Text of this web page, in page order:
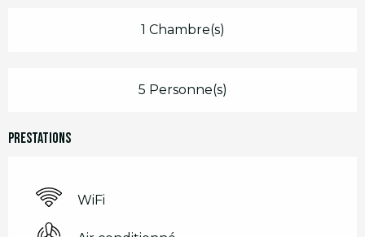
1 Chambre(s)
5 Personne(s)
Prestations
WiFi